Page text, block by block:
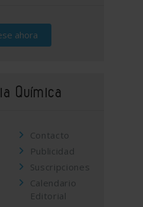
ahora
Química
Contacto
Publicidad
Suscripciones
Calendario
Editorial